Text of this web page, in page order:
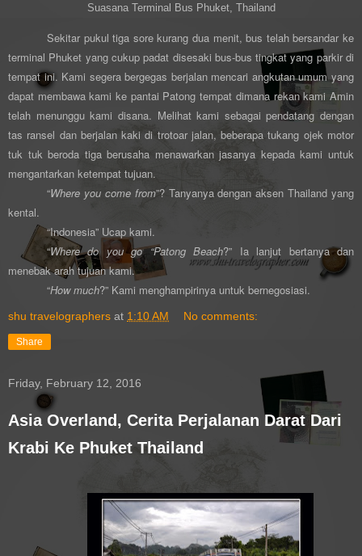
Suasana Terminal Bus Phuket, Thailand
Sekitar pukul tiga sore kurang dua menit, bus telah bersandar ke
terminal Phuket yang cukup padat disesaki bus-bus tingkat yang parkir di
tempat ini. Kami segera bergegas berjalan mencari angkutan umum yang
dapat membawa kami ke pantai Patong tempat dimana rekan kami Amin
telah menunggu kami disana. Melihat kami sebagai pendatang dengan
tas ransel dan berjalan kaki di trotoar jalan, beberapa tukang ojek motor
tuk tuk beroda tiga berusaha menawarkan jasanya kepada kami untuk
mengantarkan ketempat tujuan.
“Where you come from”? Tanyanya dengan aksen Thailand yang
kental.
“Indonesia” Ucap kami.
“Where do you go “Patong Beach?” Ia lanjut bertanya dan
menebak arah tujuan kami.
“How much?” Kami menghampirinya untuk bernegosiasi.
shu travelographers at 1:10 AM No comments:
Share
Friday, February 12, 2016
Asia Overland, Cerita Perjalanan Darat Dari
Krabi Ke Phuket Thailand